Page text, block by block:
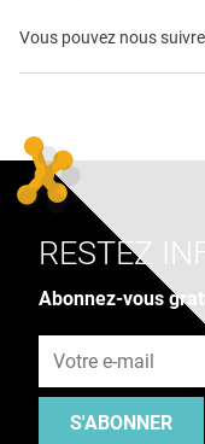
Vous pouvez nous
RESTEZ
Abonnez-vous
S'ABONNER